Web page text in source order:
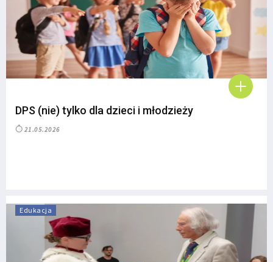
DPS (nie) tylko dla dzieci i młodzieży
21.05.2026
Edukacja